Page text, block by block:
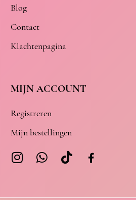
Blog
Contact
Klachtenpagina
MIJN ACCOUNT
Registreren
Mijn bestellingen